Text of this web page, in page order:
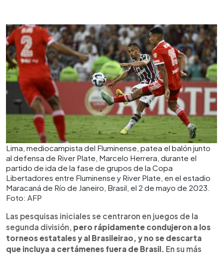
Lima, mediocampista del Fluminense, patea el balón junto
al defensa de River Plate, Marcelo Herrera, durante el
partido de ida de la fase de grupos de la Copa
Libertadores entre Fluminense y River Plate, en el estadio
Maracaná de Río de Janeiro, Brasil, el 2 de mayo de 2023.
Foto: AFP
Las pesquisas iniciales se centraron en juegos de la
segunda división, pero rápidamente condujeron a los
torneos estatales y al Brasileirao, y no se descarta
que incluya a certámenes fuera de Brasil. En su más